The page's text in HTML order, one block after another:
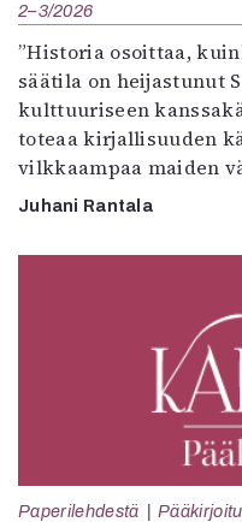
2–3/2026
”Historia osoittaa,
säätila on heijastunut
kulttuuriseen
toteaa kirjallisuuden
vilkkaampaa maiden
Juhani Rantala
Paperilehdestä